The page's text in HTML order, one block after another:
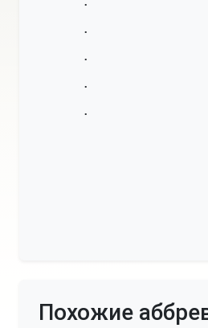
•
•
•
•
•
Похожие